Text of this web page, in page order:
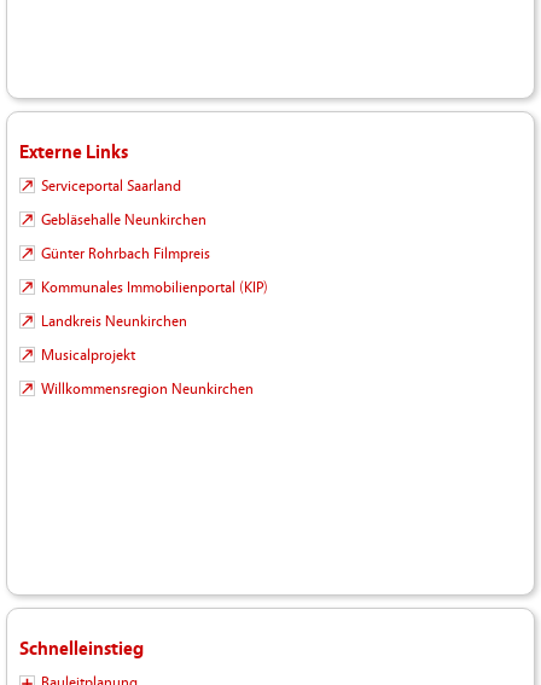
Externe Links
Serviceportal Saarland
Gebläsehalle Neunkirchen
Günter Rohrbach Filmpreis
Kommunales Immobilienportal (KIP)
Landkreis Neunkirchen
Musicalprojekt
Willkommensregion Neunkirchen
Schnelleinstieg